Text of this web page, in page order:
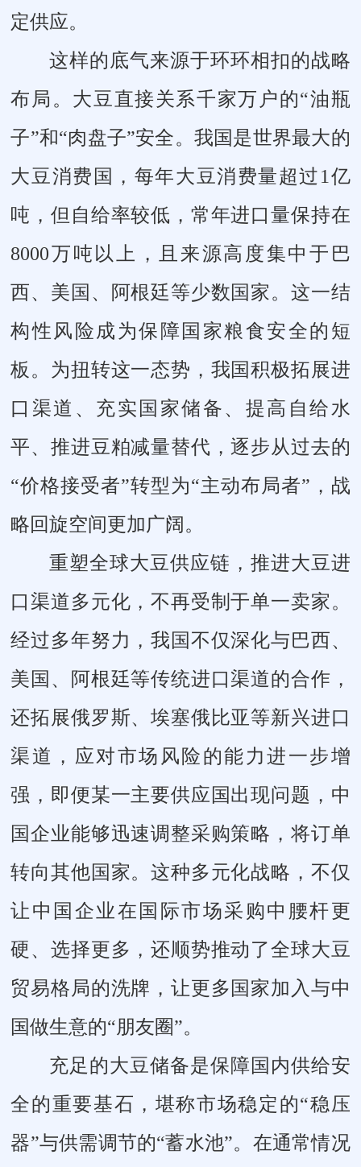
定供应。
这样的底气来源于环环相扣的战略
布局。大豆直接关系千家万户的“油瓶
子”和“肉盘子”安全。我国是世界最大的
大豆消费国，每年大豆消费量超过1亿
吨，但自给率较低，常年进口量保持在
8000万吨以上，且来源高度集中于巴
西、美国、阿根廷等少数国家。这一结
构性风险成为保障国家粮食安全的短
板。为扭转这一态势，我国积极拓展进
口渠道、充实国家储备、提高自给水
平、推进豆粕减量替代，逐步从过去的
“价格接受者”转型为“主动布局者”，战
略回旋空间更加广阔。
重塑全球大豆供应链，推进大豆进
口渠道多元化，不再受制于单一卖家。
经过多年努力，我国不仅深化与巴西、
美国、阿根廷等传统进口渠道的合作，
还拓展俄罗斯、埃塞俄比亚等新兴进口
渠道，应对市场风险的能力进一步增
强，即便某一主要供应国出现问题，中
国企业能够迅速调整采购策略，将订单
转向其他国家。这种多元化战略，不仅
让中国企业在国际市场采购中腰杆更
硬、选择更多，还顺势推动了全球大豆
贸易格局的洗牌，让更多国家加入与中
国做生意的“朋友圈”。
充足的大豆储备是保障国内供给安
全的重要基石，堪称市场稳定的“稳压
器”与供需调节的“蓄水池”。在通常情况